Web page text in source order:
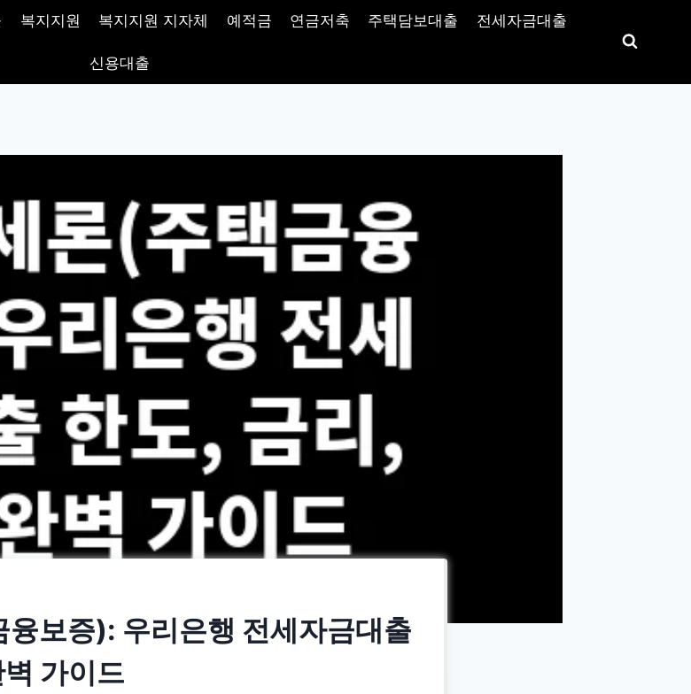
복지지원 복지지원 지자체 예적금 연금저축 주택담보대출 전세자금대출
신용대출
보증): 우리은행 전세자금대출
가이드